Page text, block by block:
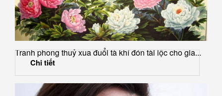
Tranh phong thuỷ xua đuổi tà khí đón tài lộc cho gia...
Chi tiết